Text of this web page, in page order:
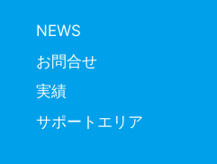
NEWS
お問合せ
実績
サポートエリア